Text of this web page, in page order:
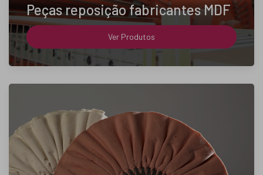
Peças reposição fabricantes MDF
Ver Produtos